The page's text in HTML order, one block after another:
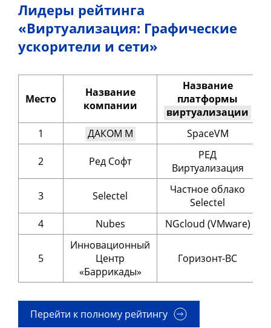
Лидеры рейтинга
«Виртуализация: Графические
ускорители и сети»
Место
Название
компании
Название
платформы
виртуализации
1 ДАКОМ М SpaceVM
2 Ред Софт
РЕД
Виртуализация
3 Selectel
Частное облако
Selectel
4
Nubes NGcloud (VMware)
5
Инновационный
Центр
«Баррикады»
Горизонт-ВС
Перейти к полному рейтингу